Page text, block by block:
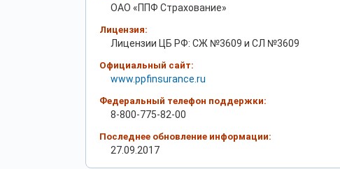
ОАО «ППФ Страхование»
Лицензия:
Лицензии ЦБ РФ: СЖ №3609 и СЛ №3609
Официальный сайт:
www.ppfinsurance.ru
Федеральный телефон поддержки:
8-800-775-82-00
Последнее обновление информации:
27.09.2017